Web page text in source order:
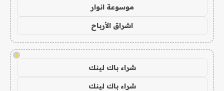
موسوعة انوار
اشراق الأرباح
!
شراء باك لينك
شراء باك لينك